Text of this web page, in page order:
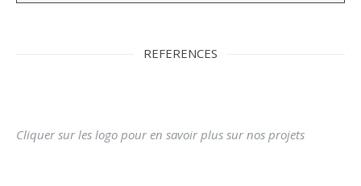
REFERENCES
Cliquer sur les logo pour en savoir plus sur nos projets